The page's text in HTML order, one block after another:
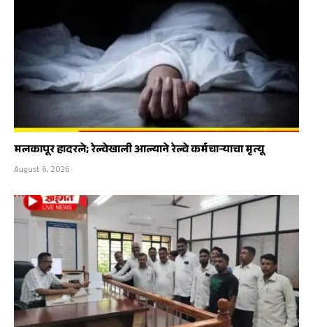
मलकापूर हादरले; रेल्वेखाली आल्याने रेल्वे कर्मचाऱ्याचा मृत्यू
August 6, 2026